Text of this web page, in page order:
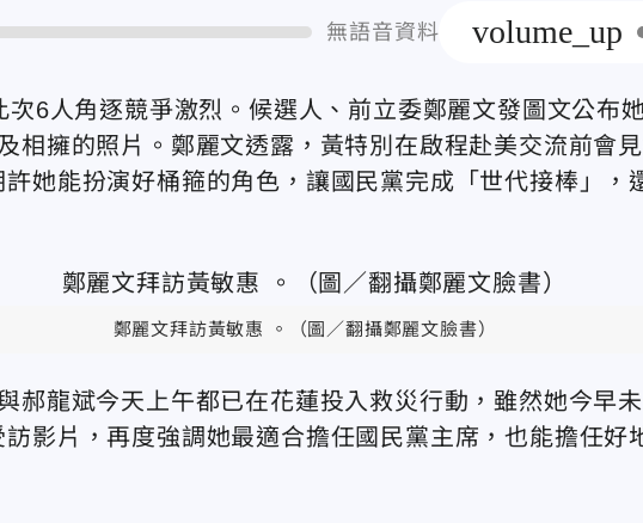
無語音資料 volume_up
6人角逐競爭激烈。候選人、前立委鄭麗文發圖文公布
相擁的照片。鄭麗文透露，黃特別在啟程赴美交流前會
她能扮演好桶箍的角色，讓國民黨完成「世代接棒」，
鄭麗文拜訪黃敏惠 。（圖／翻攝鄭麗文臉書）
郝龍斌今天上午都已在花蓮投入救災行動，雖然她今早
影片，再度強調她最適合擔任國民黨主席，也能擔任好